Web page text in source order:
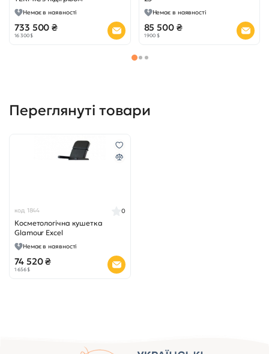
Немає в наявності
733 500 ₴
16 300 $
Немає в наявності
85 500 ₴
1 900 $
Переглянуті товари
код 1844
Косметологічна кушетка
Glamour Excel
0
Немає в наявності
74 520 ₴
1 656 $